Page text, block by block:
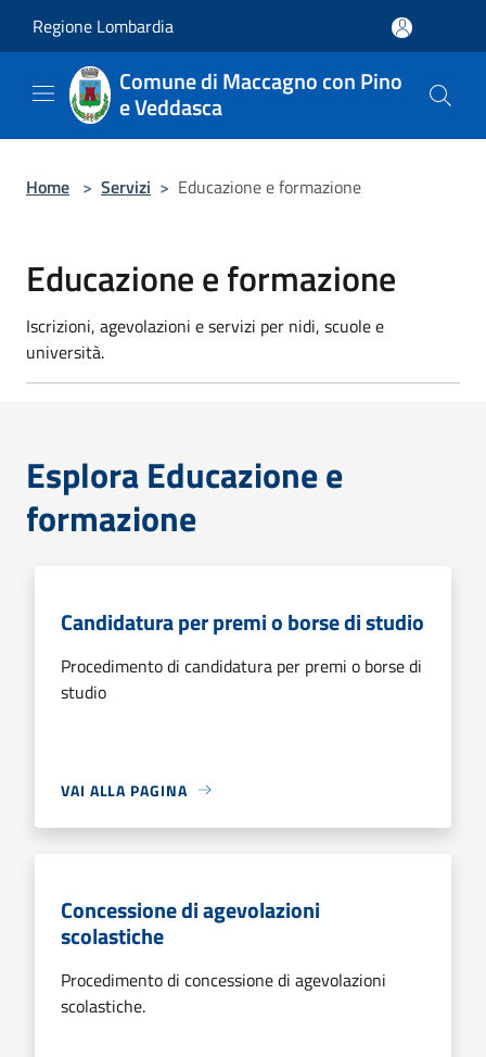
Regione Lombardia
Comune di Maccagno con Pino
e Veddasca
Home > Servizi > Educazione e formazione
Educazione e formazione
Iscrizioni, agevolazioni e servizi per nidi, scuole e
università.
Esplora Educazione e
formazione
Candidatura per premi o borse di studio
Procedimento di candidatura per premi o borse di
studio
VAI ALLA PAGINA
Concessione di agevolazioni
scolastiche
Procedimento di concessione di agevolazioni
scolastiche.